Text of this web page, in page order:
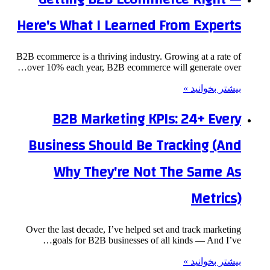
Here's What I Learned From Experts
B2B ecommerce is a thriving industry. Growing at a rate of
over 10% each year, B2B ecommerce will generate over…
بیشتر بخوانید »
B2B Marketing KPIs: 24+ Every
Business Should Be Tracking (And
Why They're Not The Same As
Metrics)
Over the last decade, I’ve helped set and track marketing
goals for B2B businesses of all kinds — And I’ve…
بیشتر بخوانید »